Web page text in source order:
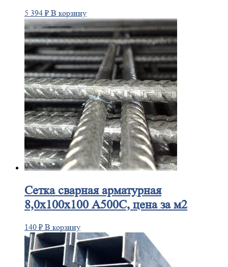
5 394 ₽ В корзину
Сеткасварная арматурная
8,0х100х100 А500С, цена за м2
140 ₽ В корзину